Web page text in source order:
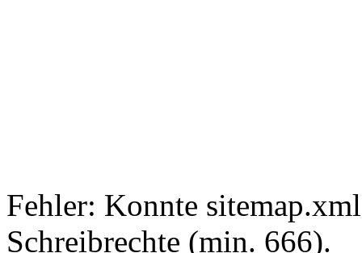
Fehler: Konnte
Schreibrechte (min. 666).